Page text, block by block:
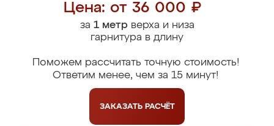
Цена: от 36 000 ₽
за 1 метрверха и низа
гарнитура в длину
Поможем рассчитать точную стоимость!
Ответим менее, чем за 15 минут!
ЗАКАЗАТЬ РАСЧЁТ